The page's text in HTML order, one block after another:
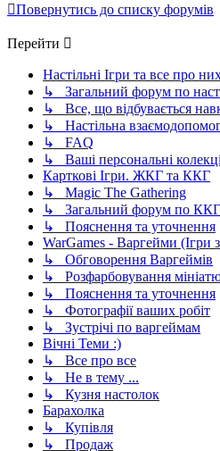
Повернутись до списку форумів
Перейти
Настільні Ігри та все про
↳ Загальний форум по
↳ Все, що відбувається
↳ Настільна
↳ FAQ
↳ Ваші персональні
Карткові Ігри. ЖКГ та ККГ
↳ Magic The Gathering
↳ Загальний форум по ККГ
↳ Пояснення та уточнення
WarGames - Варгейми (Ігри
↳ Обговорення Варгеймів
↳ Розфарбовування
↳ Пояснення та уточнення
↳ Фотографії ваших робіт
↳ Зустрічі по варгеймам
Вічні Теми :)
↳ Все про все
↳ Не в тему ...
↳ Кузня настолок
Барахолка
↳ Купівля
↳ Продаж